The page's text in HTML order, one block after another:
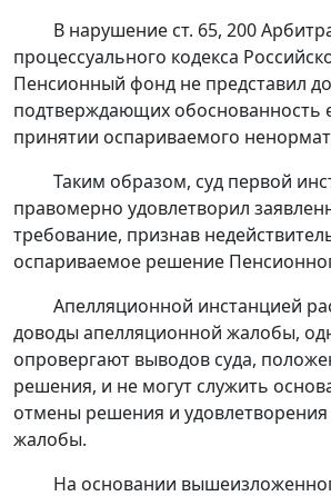
В нарушение ст. 65, 200
процессуального кодекса
Пенсионный фонд не представил
подтверждающих обоснованность
принятии оспариваемого
Таким образом, суд первой
правомерно удовлетворил
требование, признав
оспариваемое решение
Апелляционной инстанцией
доводы апелляционной жалобы,
опровергают выводов суда,
решения, и не могут служить
отмены решения и
жалобы.
На основании